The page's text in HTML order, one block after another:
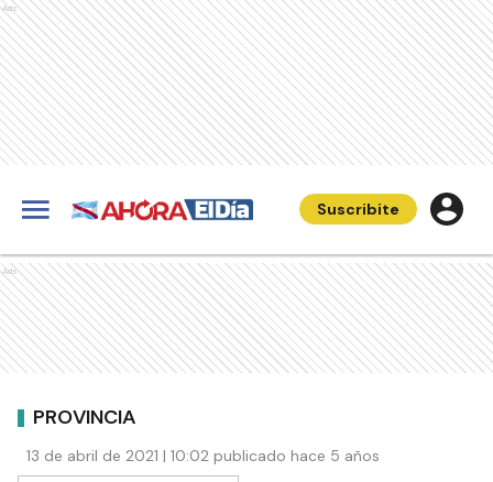
Ads
Suscribite
Ads
PROVINCIA
13 de abril de 2021 | 10:02 publicado hace 5 años